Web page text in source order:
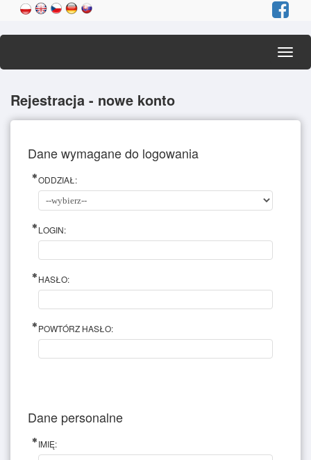
Rejestracja - nowe konto
Dane wymagane do logowania
ODDZIAŁ:
LOGIN:
HASŁO:
POWTÓRZ HASŁO:
Dane personalne
IMIĘ: